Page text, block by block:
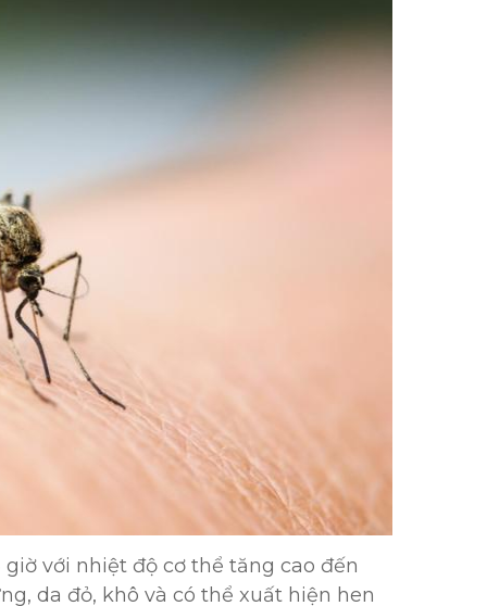
với nhiệt độ cơ thể tăng cao đến
da đỏ, khô và có thể xuất hiện hen